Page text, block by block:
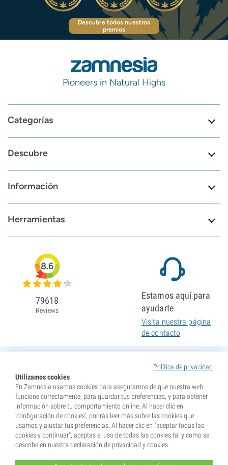
Descubre todos nuestros
premios
Pioneers in Natural Highs
Categorías
Descubre
Información
Herramientas
Política de privacidad
Utilizamos cookies
En Zamnesia usamos cookies para asegurarnos de que nuestra web
funcione correctamente, para guardar tus preferencias, y para obtener
información sobre tu comportamiento online. Al hacer clic en
'configuración de cookies', podrás leer más sobre las cookies que
usamos y ajustar tus preferencias. Al hacer clic en "aceptar todas las
cookies y continuar", aceptas el uso de todas las cookies tal y como se
describe en nuestra declaración de privacidad y cookies.
8.6
79618
Reviews
Estamos aquí para
ayudarte
Visita nuestra página
de contacto